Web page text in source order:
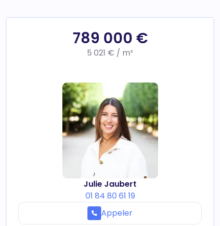
789 000 €
5 021 € / m²
Julie Jaubert
01 84 80 61 19
Appeler